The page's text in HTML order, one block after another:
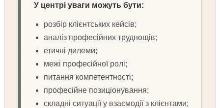
У центрі уваги можуть бути:
розбір клієнтських кейсів;
аналіз професійних труднощів;
етичні дилеми;
межі професійної ролі;
питання компетентності;
професійне позиціонування;
складні ситуації у взаємодії з клієнтами;